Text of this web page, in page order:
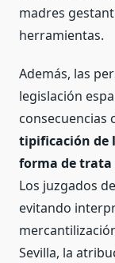
madres
herramientas.
Además, las
legislación
consecuencias
tipificación de
forma de trata
Los juzgados
evitando
Sevilla, la